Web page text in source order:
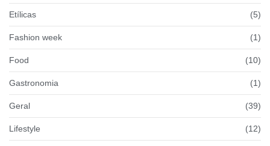
Etílicas (5)
Fashion week (1)
Food (10)
Gastronomia (1)
Geral (39)
Lifestyle (12)